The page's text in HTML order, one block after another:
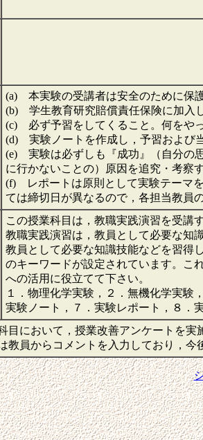
(a) 本実験の受講者は安全のために保
(b) 学生教育研究賠償責任保険に加入
(c) 必ず予習をしてくること。何をや
(d) 実験ノートを作成し，予習および
(e) 実験は必ずしも『成功』（自分の
に行かないことの）原因を追究・考察
(f) レポートは原則として実験テーマ
ては締切日が異なるので，各担当教員
この授業科目は，教職実践演習を受講
教職実践演習は，教員として必要な知
教員として必要な知識技能などを習得
のキーワードが設定されています。こ
への活用に役立てて下さい。
１．物理化学実験，２．無機化学実験
実験ノート，７．実験レポート，８．
目において，授業改善アンケートを
教員からコメントを入力しており，